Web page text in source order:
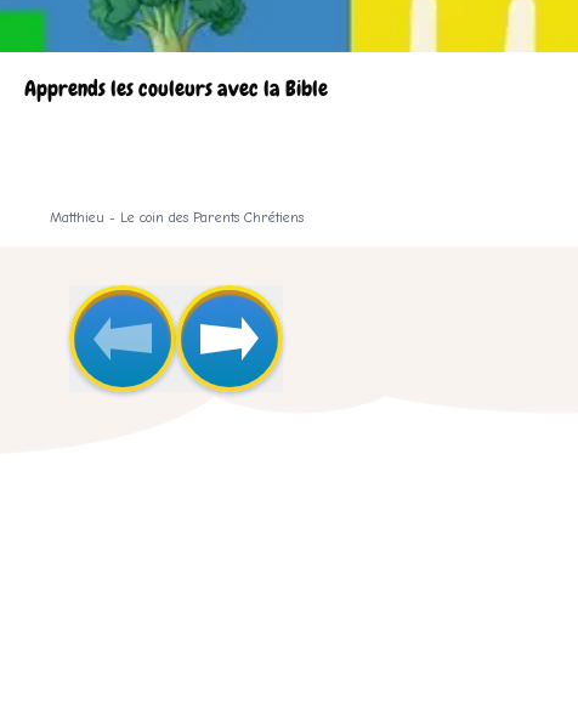
Apprends les couleurs avec la Bible
Matthieu - Le coin des Parents Chrétiens